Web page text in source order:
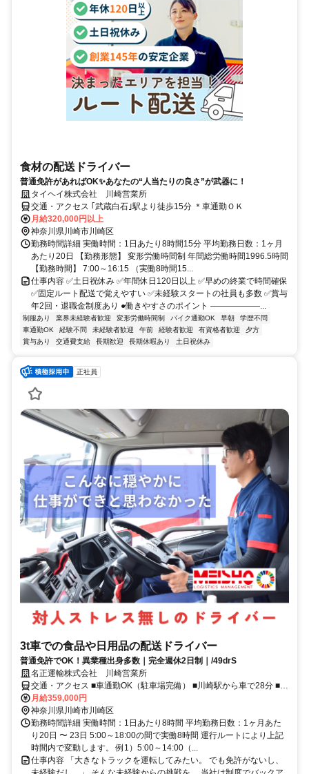
食材の配送ドライバー
普通免許があればOK✨あなたの“人当たりの良さ”が武器に！
タイヘイ株式会社 川崎営業所
交通・アクセス ｢武蔵白石｣駅より徒歩15分 ＊車通勤ＯＫ
月給320,000円以上
神奈川県川崎市川崎区
勤務時間詳細 実働時間：1日あたり8時間15分 平均勤務日数：1ヶ月
あたり20日 【勤務形態】 変形労働時間制 年間総労働時間1996.5時間
【勤務時間】 7:00～16:15 （実働8時間15...
仕事内容 ✅土日祝休み ✅年間休日120日以上 ✅早めの終業で時間確保
✅固定ルート配送で覚えやすい ✅未経験スタートの社員も多数 ✅賞与
年2回・退職金制度あり ●働きやすさのポイント ――――――...
制服あり 業界未経験者歓迎 変形労働時間制 バイク通勤OK 早朝
学歴不問
車通勤OK
経験不問 未経験者歓迎 午前 経験者歓迎 有資格者歓迎
夕方
賞与あり
交通費支給 長期歓迎 長期休暇あり 土日祝休み
正社員
3t車での食品や日用品の配送ドライバー
普通免許でOK！異業種出身多数｜完全週休2日制｜/49drS
名正運輸株式会社 川崎営業所
交通・アクセス ■車通勤OK（駐車場完備） ■川崎駅から車で28分 ■山
九物流センター前バス停下車、徒歩1分 ■敷地内にコンビニもありま
す
月給359,000円
神奈川県川崎市川崎区
勤務時間詳細 実働時間：1日あたり8時間 平均勤務日数：1ヶ月あた
り20日 〜 23日 5:00～18:00の間で実働8時間 運行ルートにより上記
時間内で変動します。 例1）5:00～14:00（...
仕事内容 「大きなトラックを運転してみたい。 でも免許がないし、